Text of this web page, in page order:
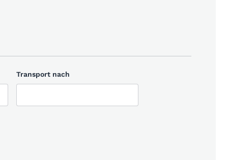
Transport nach